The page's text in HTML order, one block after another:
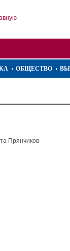
ОБЩЕСТВО
Прянчиков